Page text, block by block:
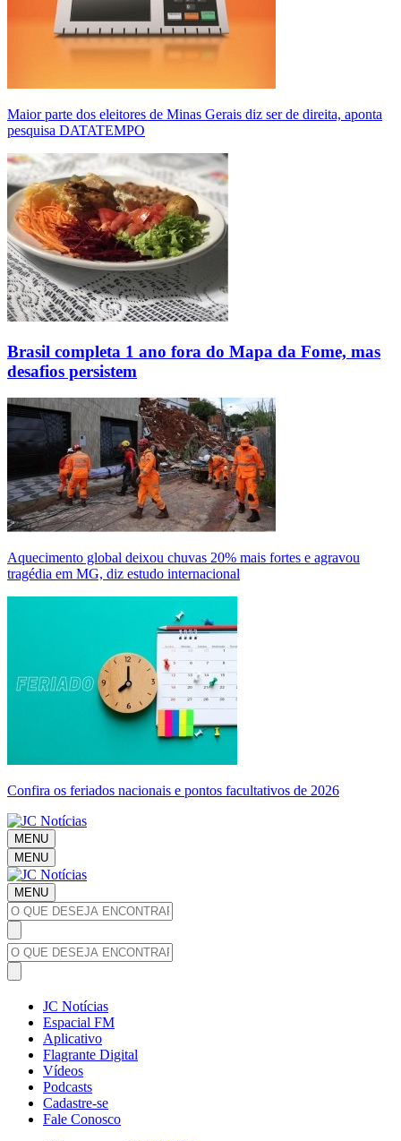
Maior parte dos eleitores de Minas Gerais diz ser de direita, aponta
pesquisa DATATEMPO
Brasil completa 1 ano fora do Mapa da Fome, mas
desafios persistem
Aquecimento global deixou chuvas 20% mais fortes e agravou
tragédia em MG, diz estudo internacional
Confira os feriados nacionais e pontos facultativos de 2026
MENU
MENU
MENU
JC Notícias
Espacial FM
Aplicativo
Flagrante Digital
Vídeos
Podcasts
Cadastre-se
Fale Conosco